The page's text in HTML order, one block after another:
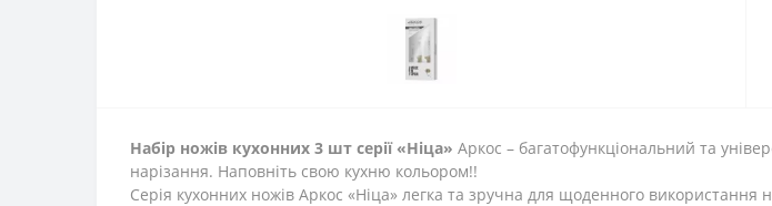
Набір ножів кухонних 3 шт серії «Ніца» Аркос – багатофункціональний та
нарізання. Наповніть свою кухню кольором!!
Серія кухонних ножів Аркос «Ніца» легка та зручна для щоденного використання